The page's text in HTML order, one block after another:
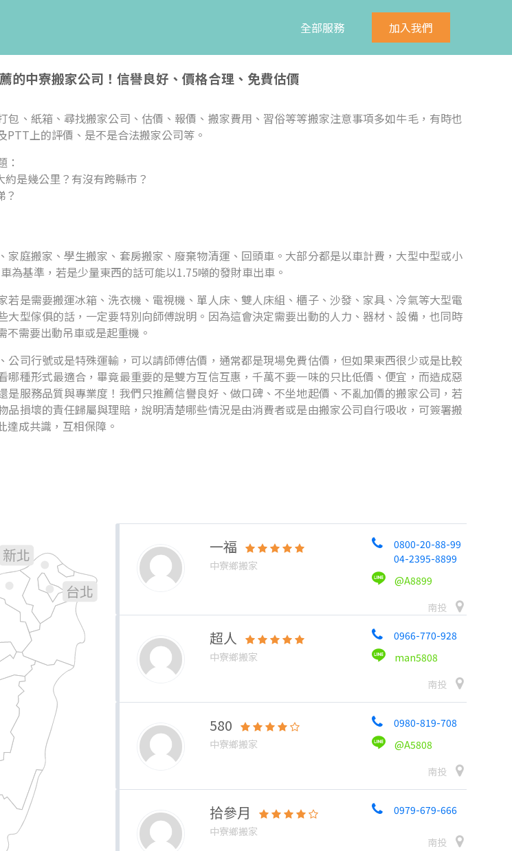
全部服務 加入我們
的中寮搬家公司！信譽良好、價格合理、免費估價
包、紙箱、尋找搬家公司、估價、報價、搬家費用、習俗等等搬家注意事項多如牛毛，有時也
PTT上的評價、是不是合法搬家公司等。
：
是幾公里？有沒有跨縣市？
？
家庭搬家、學生搬家、套房搬家、廢棄物清運、回頭車。大部分都是以車計費，大型中型或小
為基準，若是少量東西的話可能以1.75噸的發財車出車。
若是需要搬運冰箱、洗衣機、電視機、單人床、雙人床組、櫃子、沙發、家具、冷氣等大型電
大型傢俱的話，一定要特別向師傅說明。因為這會決定需要出動的人力、器材、設備，也同時
不需要出動吊車或是起重機。
公司行號或是特殊運輸，可以請師傅估價，通常都是現場免費估價，但如果東西很少或是比較
哪種形式最適合，畢竟最重要的是雙方互信互惠，千萬不要一味的只比低價、便宜，而造成惡
是服務品質與專業度！我們只推薦信譽良好、做口碑、不坐地起價、不亂加價的搬家公司，若
品損壞的責任歸屬與理賠，說明清楚哪些情況是由消費者或是由搬家公司自行吸收，可簽署搬
達成共識，互相保障。
台北
新北
花蓮
宜蘭
一福
中寮鄉搬家
0800-20-88-99
04-2395-8899
@A8899
南投
超人
中寮鄉搬家
0966-770-928
man5808
南投
580
中寮鄉搬家
0980-819-708
@A5808
南投
拾參月
中寮鄉搬家
0979-679-666
南投